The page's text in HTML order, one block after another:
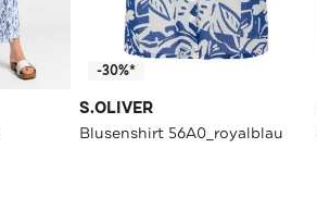
-30%*
S.OLIVER
Blusenshirt 56A0_royalblau